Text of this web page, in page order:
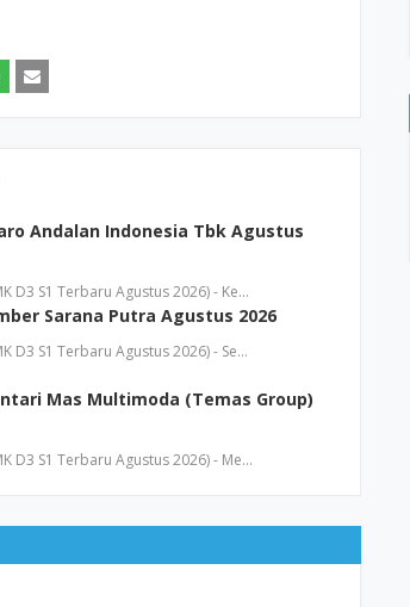
Andalan Indonesia Tbk Agustus
D3 S1 Terbaru Agustus 2026) - Ke…
Sarana Putra Agustus 2026
D3 S1 Terbaru Agustus 2026) - Se…
Mas Multimoda (Temas Group)
D3 S1 Terbaru Agustus 2026) - Me…